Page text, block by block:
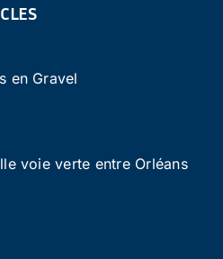
en Gravel
voie verte entre Orléans